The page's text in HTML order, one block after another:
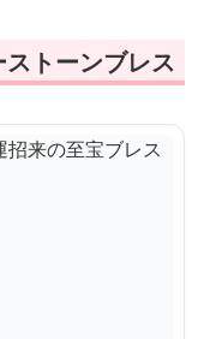
トーンブレス